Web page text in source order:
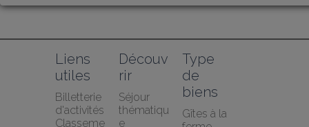
Liens
utiles
Billetterie
d'activités
Classeme
Découv
rir
Séjour
thématiqu
e
Type
de
biens
Gîtes à la